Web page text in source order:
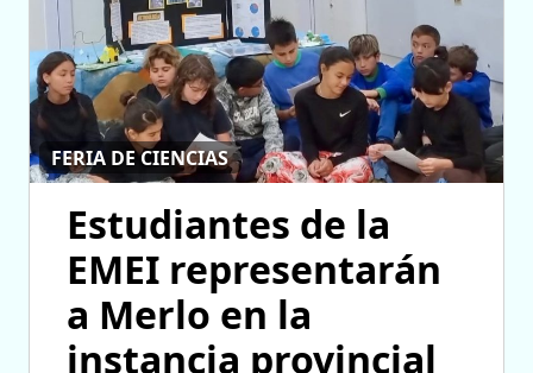
FERIA DE CIENCIAS
Estudiantes de la
EMEI representarán
a Merlo en la
instancia provincial